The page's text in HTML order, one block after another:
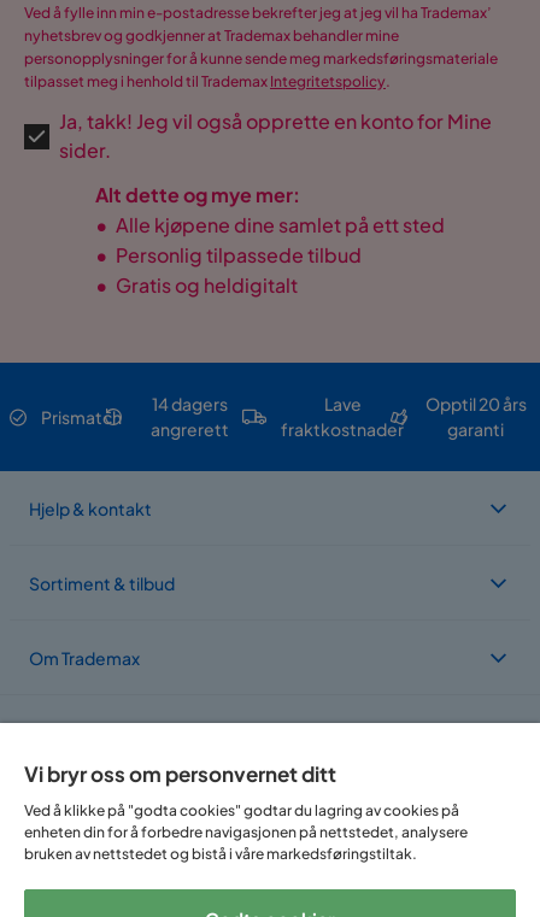
Ved å fylle inn min e-postadresse bekrefter jeg at jeg vil ha Trademax’
nyhetsbrev og godkjenner at Trademax behandler mine
personopplysninger for å kunne sende meg markedsføringsmateriale
tilpasset meg i henhold til Trademax Integritetspolicy.
Ja, takk! Jeg vil også opprette en konto for Mine
sider.
Alt dette og mye mer:
• Alle kjøpene dine samlet på ett sted
• Personlig tilpassede tilbud
• Gratis og heldigitalt
Prismatch
14 dagers
angrerett
Lave
fraktkostnader
Opptil 20 års
garanti
Hjelp & kontakt
Sortiment & tilbud
Om Trademax
Vi bryr oss om personvernet ditt
Ved å klikke på "godta cookies" godtar du lagring av cookies på
enheten din for å forbedre navigasjonen på nettstedet, analysere
bruken av nettstedet og bistå i våre markedsføringstiltak.